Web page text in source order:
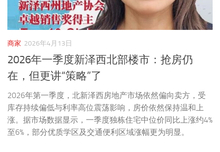
商家 2026年4月13日
2026年一季度新泽西北部楼市：抢房仍
在，但更讲“策略”了
2026年第一季度，北新泽西房地产市场依然偏向卖方，受
库存持续偏低与利率高位震荡影响，房价依然保持温和上
涨。据市场数据显示，一季度独栋住宅中位价同比上涨约4%
至6%，部分优质学区及交通便利区域涨幅更为明显。